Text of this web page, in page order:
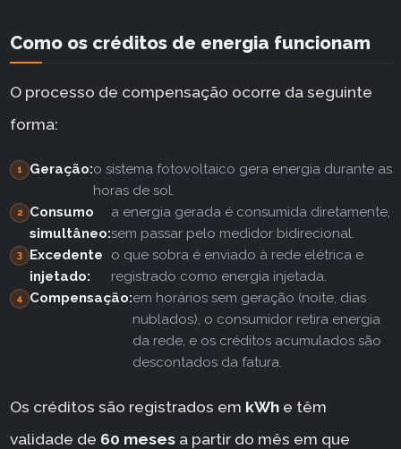
Como os créditos de energia funcionam
O processo de compensação ocorre da seguinte
forma:
Geração:o sistema fotovoltaico gera energia durante as
horas de sol.
Consumo
simultâneo:
a energia gerada é consumida diretamente,
sem passar pelo medidor bidirecional.
Excedente
injetado:
o que sobra é enviado à rede elétrica e
registrado como energia injetada.
Compensação:em horários sem geração (noite, dias
nublados), o consumidor retira energia
da rede, e os créditos acumulados são
descontados da fatura.
Os créditos são registrados em kWhe têm
validade de 60 mesesa partir do mês em que